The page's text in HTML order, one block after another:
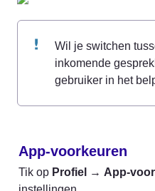
Wil je switchen
inkomende
gebruiker in het
App-voorkeuren
Tik op Profiel → App-